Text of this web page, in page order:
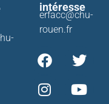
intéresse
erfacc@chu-
rouen.fr